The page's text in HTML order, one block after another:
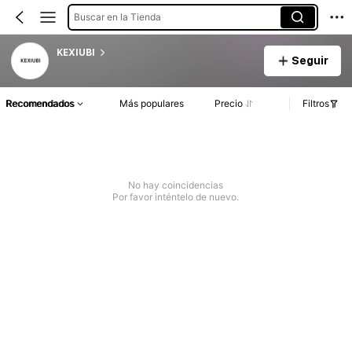
Buscar en la Tienda
KEXIUBI
Seguir
Recomendados Más populares Precio Filtros
No hay coincidencias
Por favor inténtelo de nuevo.